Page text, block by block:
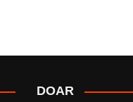
DOAR